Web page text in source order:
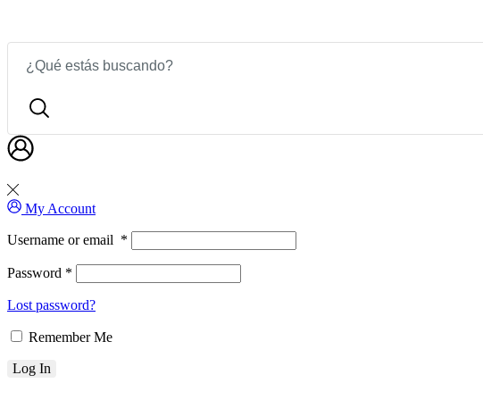
My Account
Username or email *
Password *
Lost password?
Remember Me
Log In